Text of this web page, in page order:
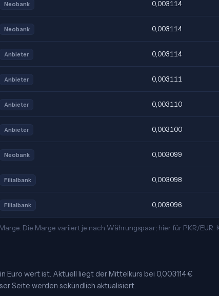
Neobank 0,003114
Neobank 0,003114
Anbieter 0,003114
Anbieter 0,003111
Anbieter 0,003110
Anbieter 0,003100
Neobank 0,003099
Filialbank 0,003098
Filialbank 0,003096
Die Marge variiert je nach Währungspaar; hier für PKR/EUR.
Euro wert ist. Aktuell liegt der Mittelkurs bei 0,003114 €
Seite werden sekündlich aktualisiert.